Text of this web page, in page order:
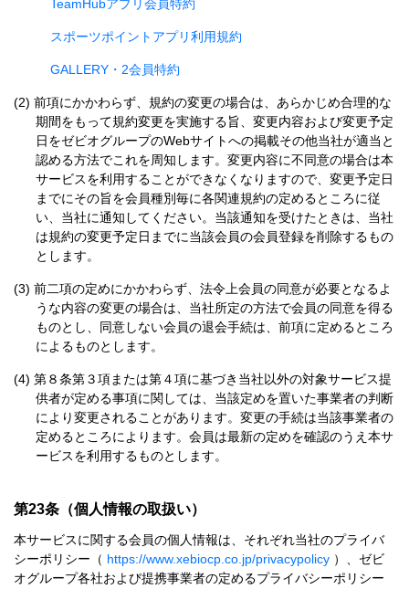
TeamHubアプリ会員特約
スポーツポイントアプリ利用規約
GALLERY・2会員特約
前項にかかわらず、規約の変更の場合は、あらかじめ合理的な
期間をもって規約変更を実施する旨、変更内容および変更予定
日をゼビオグループのWebサイトへの掲載その他当社が適当と
認める方法でこれを周知します。変更内容に不同意の場合は本
サービスを利用することができなくなりますので、変更予定日
までにその旨を会員種別毎に各関連規約の定めるところに従
い、当社に通知してください。当該通知を受けたときは、当社
は規約の変更予定日までに当該会員の会員登録を削除するもの
とします。
前二項の定めにかかわらず、法令上会員の同意が必要となるよ
うな内容の変更の場合は、当社所定の方法で会員の同意を得る
ものとし、同意しない会員の退会手続は、前項に定めるところ
によるものとします。
第８条第３項または第４項に基づき当社以外の対象サービス提
供者が定める事項に関しては、当該定めを置いた事業者の判断
により変更されることがあります。変更の手続は当該事業者の
定めるところによります。会員は最新の定めを確認のうえ本サ
ービスを利用するものとします。
第23条（個人情報の取扱い）
本サービスに関する会員の個人情報は、それぞれ当社のプライバ
シーポリシー（ https://www.xebiocp.co.jp/privacypolicy ）、ゼビ
オグループ各社および提携事業者の定めるプライバシーポリシー